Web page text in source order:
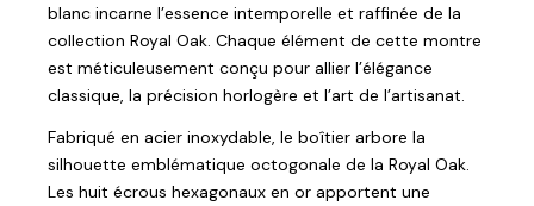
blanc incarne l’essence intemporelle et raffinée de la
collection Royal Oak. Chaque élément de cette montre
est méticuleusement conçu pour allier l’élégance
classique, la précision horlogère et l’art de l’artisanat.
Fabriqué en acier inoxydable, le boîtier arbore la
silhouette emblématique octogonale de la Royal Oak.
Les huit écrous hexagonaux en or apportent une